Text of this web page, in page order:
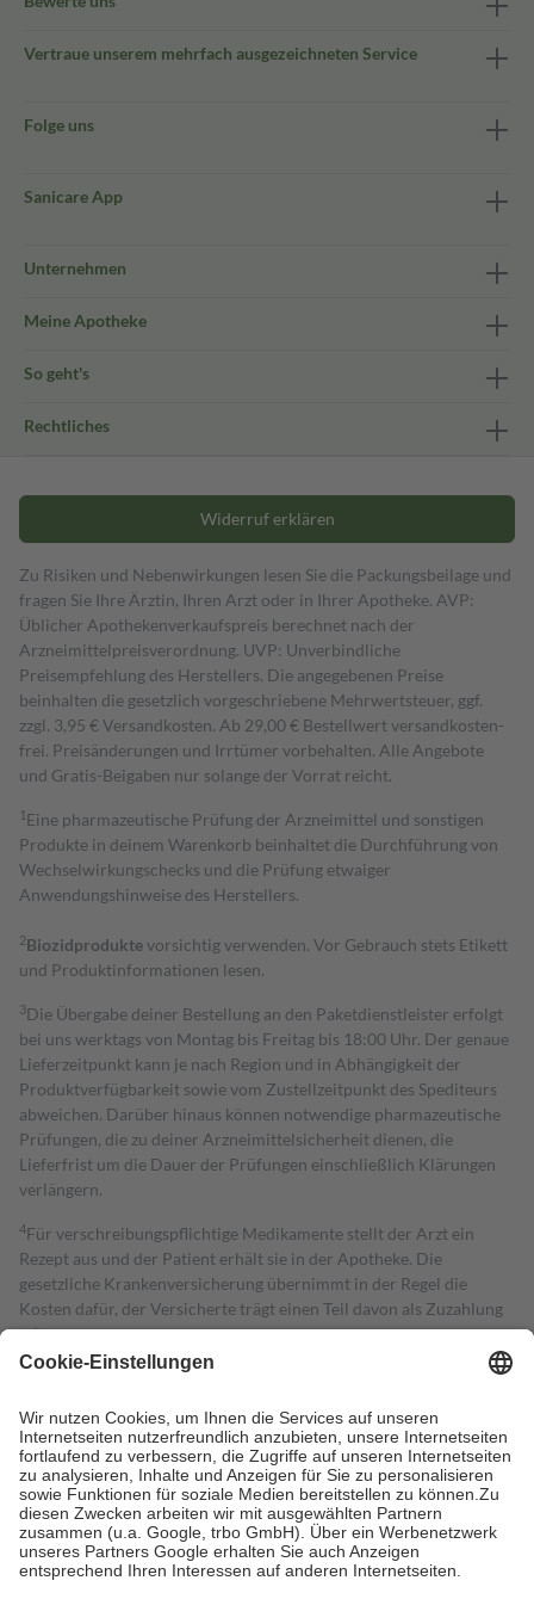
Vertraue unserem mehrfach ausgezeichneten Service
Folge uns
Sanicare App
Unternehmen
Meine Apotheke
So geht's
Rechtliches
Widerruf erklären
Zu Risiken und Nebenwirkungen lesen Sie die Packungsbeilage und
fragen Sie Ihre Ärztin, Ihren Arzt oder in Ihrer Apotheke. AVP:
Üblicher Apothekenverkaufspreis berechnet nach der
Arzneimittelpreisverordnung. UVP: Unverbindliche
Preisempfehlung des Herstellers. Die angegebenen Preise
beinhalten die gesetzlich vorgeschriebene Mehrwertsteuer, ggf.
zzgl. 3,95 € Versandkosten. Ab 29,00 € Bestell­wert versand­kosten­
frei. Preisänderungen und Irrtümer vorbehalten. Alle Angebote
und Gratis-Beigaben nur solange der Vorrat reicht.
1 Eine pharmazeutische Prüfung der Arzneimittel und sonstigen
Produkte in deinem Warenkorb beinhaltet die Durchführung von
Wechselwirkungschecks und die Prüfung etwaiger
Anwendungshinweise des Herstellers.
2Biozidproduktevorsichtig verwenden. Vor Gebrauch stets Etikett
und Produktinformationen lesen.
3Die Übergabe deiner Bestellung an den Paketdienstleister erfolgt
bei uns werktags von Montag bis Freitag bis 18:00 Uhr. Der genaue
Lieferzeitpunkt kann je nach Region und in Abhängigkeit der
Produktverfügbarkeit sowie vom Zustellzeitpunkt des Spediteurs
abweichen. Darüber hinaus können notwendige pharmazeutische
Prüfungen, die zu deiner Arzneimittelsicherheit dienen, die
Lieferfrist um die Dauer der Prüfungen einschließlich Klärungen
verlängern.
4Für verschreibungspflichtige Medikamente stellt der Arzt ein
Rezept aus und der Patient erhält sie in der Apotheke. Die
gesetzliche Krankenversicherung übernimmt in der Regel die
Kosten dafür, der Versicherte trägt einen Teil davon als Zuzahlung
mit.
Grundsätzlich leisten Mitglieder Zuzahlungen in Höhe von zehn
höchstens zehn Euro.
Es sind jedoch nie mehr als die tatsächlichen
Kosten der Leistung zu entrichten.
Diese Regeln gelten grundsätzlich auch für Online-Apotheken.
Bei Heilmitteln und häuslicher Krankenpflege beträgt die
Zuzahlung zehn Prozent der Kosten sowie zehn Euro je
Verordnung.
Um das Engagement der Versicherten für ihre eigene Gesundheit zu
stärken und die besondere Stellung der Familie zu unterstützen,